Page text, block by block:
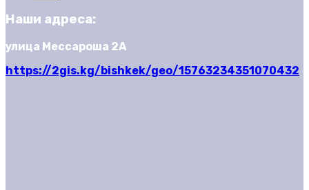
Наши адреса:
улица Мессароша 2А
https://2gis.kg/bishkek/geo/15763234351070432